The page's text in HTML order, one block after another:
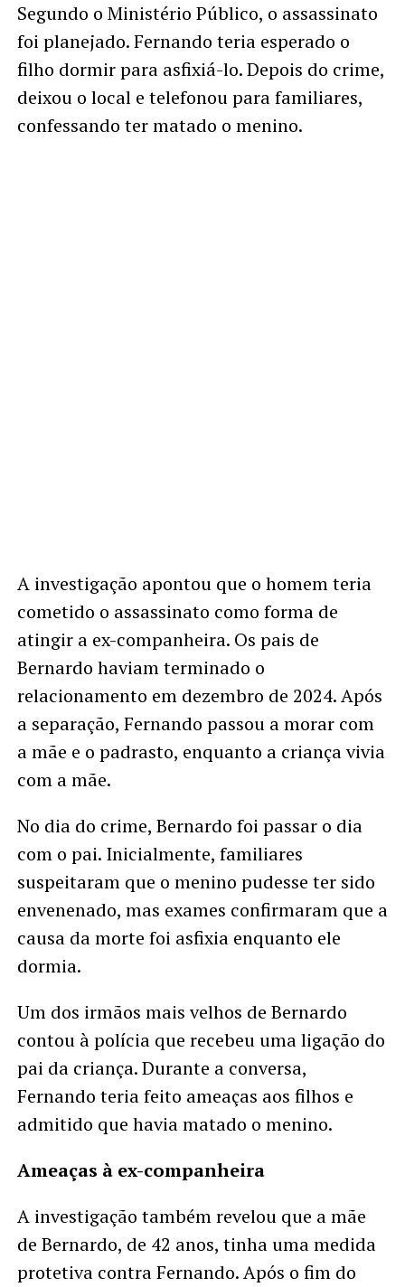
Segundo o Ministério Público, o assassinato
foi planejado. Fernando teria esperado o
filho dormir para asfixiá-lo. Depois do crime,
deixou o local e telefonou para familiares,
confessando ter matado o menino.
A investigação apontou que o homem teria
cometido o assassinato como forma de
atingir a ex-companheira. Os pais de
Bernardo haviam terminado o
relacionamento em dezembro de 2024. Após
a separação, Fernando passou a morar com
a mãe e o padrasto, enquanto a criança vivia
com a mãe.
No dia do crime, Bernardo foi passar o dia
com o pai. Inicialmente, familiares
suspeitaram que o menino pudesse ter sido
envenenado, mas exames confirmaram que a
causa da morte foi asfixia enquanto ele
dormia.
Um dos irmãos mais velhos de Bernardo
contou à polícia que recebeu uma ligação do
pai da criança. Durante a conversa,
Fernando teria feito ameaças aos filhos e
admitido que havia matado o menino.
Ameaças à ex-companheira
A investigação também revelou que a mãe
de Bernardo, de 42 anos, tinha uma medida
protetiva contra Fernando. Após o fim do